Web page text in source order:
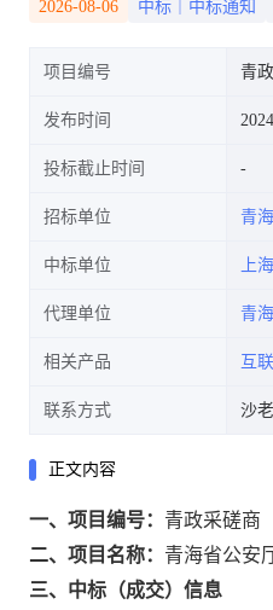
2026-08-06 中标｜中标通知
项目编号 青
发布时间
投标截止时间
招标单位 青
中标单位 上
代理单位 青
相关产品 互
联系方式 沙
正文内容
一、项目编号： 青政采磋商
二、项目名称： 青海省公安
三、中标（成交）信息